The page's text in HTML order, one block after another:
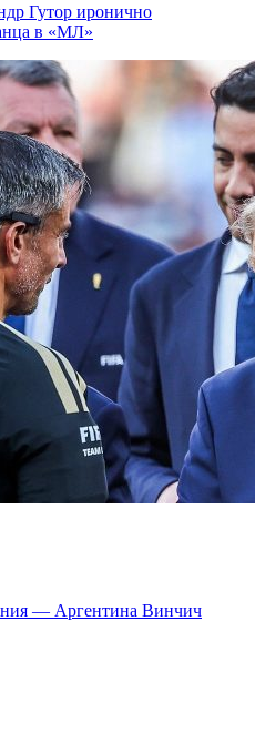
Гутор иронично
в «МЛ»
— Аргентина Винчич